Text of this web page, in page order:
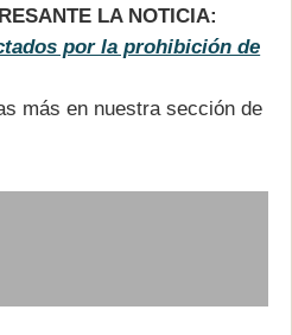
LA NOTICIA:
por la prohibición de
más en nuestra sección de